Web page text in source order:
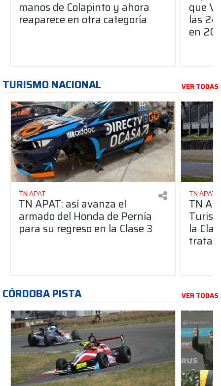
manos de Colapinto y ahora
reaparece en otra categoría
que
las
en
TURISMO NACIONAL VER TODAS
TN APAT
TN APAT: así avanza el
armado del Honda de Pernía
para su regreso en la Clase 3
TN APAT
TN
la
trata?
CÓRDOBA PISTA VER TODAS